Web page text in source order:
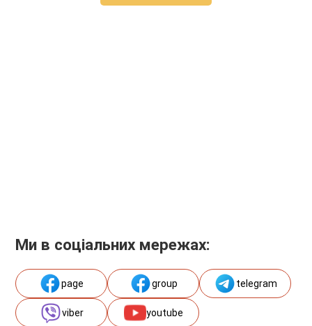
Ми в соціальних мережах:
page group telegram
viber youtube